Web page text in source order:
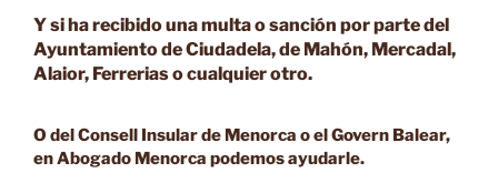
Y si ha recibido una multa o sanción por parte del
Ayuntamiento de Ciudadela, de Mahón, Mercadal,
Alaior, Ferrerias o cualquier otro.
O del Consell Insular de Menorca o el Govern Balear,
en Abogado Menorca podemos ayudarle.